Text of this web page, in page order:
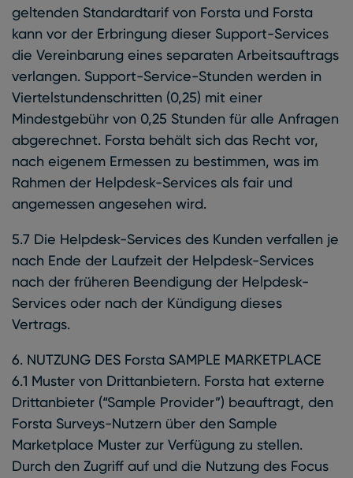
geltenden Standardtarif von Forsta und Forsta
kann vor der Erbringung dieser Support-Services
die Vereinbarung eines separaten Arbeitsauftrags
verlangen. Support-Service-Stunden werden in
Viertelstundenschritten (0,25) mit einer
Mindestgebühr von 0,25 Stunden für alle Anfragen
abgerechnet. Forsta behält sich das Recht vor,
nach eigenem Ermessen zu bestimmen, was im
Rahmen der Helpdesk-Services als fair und
angemessen angesehen wird.
5.7 Die Helpdesk-Services des Kunden verfallen je
nach Ende der Laufzeit der Helpdesk-Services
nach der früheren Beendigung der Helpdesk-
Services oder nach der Kündigung dieses
Vertrags.
6. NUTZUNG DES Forsta SAMPLE MARKETPLACE
6.1 Muster von Drittanbietern. Forsta hat externe
Drittanbieter (“Sample Provider”) beauftragt, den
Forsta Surveys-Nutzern über den Sample
Marketplace Muster zur Verfügung zu stellen.
Durch den Zugriff auf und die Nutzung des Focus